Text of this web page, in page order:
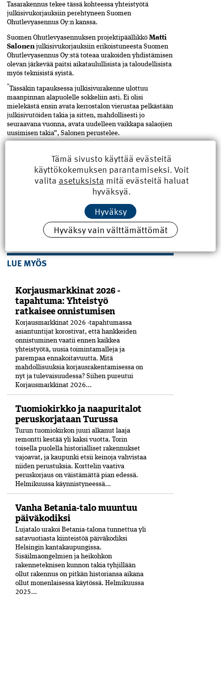
Tasarakennus tekee tässä kohteessa yhteistyötä
julkisivukorjauksiin perehtyneen Suomen
Ohutlevyasennus Oy:n kanssa.
Suomen Ohutlevyasennuksen projektipäällikkö Matti
Salonenjulkisivukorjauksiin erikoistuneesta Suomen
Ohutlevyasennus Oy:stä toteaa urakoiden yhdistämisen
olevan järkevää paitsi aikataulullisista ja taloudellisista
myös teknisistä syistä.
”Tässäkin tapauksessa julkisivurakenne ulottuu
maanpinnan alapuolelle sokkeliin asti. Ei olisi
mielekästä ensin avata kerrostalon vierustaa pelkästään
julkisivutöiden takia ja sitten, mahdollisesti jo
seuraavana vuonna, avata uudelleen vaikkapa salaojien
uusimisen takia”, Salonen perustelee.
LUE MYÖS
Korjausmarkkinat 2026 -
tapahtuma: Yhteistyö
ratkaisee onnistumisen
Korjausmarkkinat 2026 -tapahtumassa
asiantuntijat korostivat, että hankkeiden
onnistuminen vaatii ennen kaikkea
yhteistyötä, uusia toimintamalleja ja
parempaa ennakoitavuutta. Mitä
mahdollisuuksia korjausrakentamisessa on
nyt ja tulevaisuudessa? Siihen pureutui
Korjausmarkkinat 2026...
Tuomiokirkko ja naapuritalot
peruskorjataan Turussa
Turun tuomiokirkon juuri alkanut laaja
remontti kestää yli kaksi vuotta. Torin
toisella puolella historialliset rakennukset
vajoavat, ja kaupunki etsii keinoja vahvistaa
niiden perustuksia. Korttelin vaativa
peruskorjaus on väistämättä pian edessä.
Helmikuussa käynnistyneessä...
Vanha Betania-talo muuntuu
päiväkodiksi
Lujatalo urakoi Betania-talona tunnettua yli
satavuotiasta kiinteistöä päiväkodiksi
Helsingin kantakaupungissa.
Sisäilmaongelmien ja heikohkon
rakenneteknisen kunnon takia tyhjillään
ollut rakennus on pitkän historiansa aikana
ollut monenlaisessa käytössä. Helmikuussa
2025...
Tämä sivusto käyttää evästeitä
käyttökokemuksen parantamiseksi. Voit
valita asetuksista mitä evästeitä haluat
hyväksyä.
Hyväksy
Hyväksy vain välttämättömät